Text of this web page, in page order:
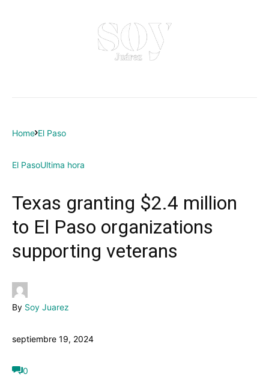
Home El Paso
El PasoUltima hora
Texas granting $2.4 million
to El Paso organizations
supporting veterans
By Soy Juarez
septiembre 19, 2024
0